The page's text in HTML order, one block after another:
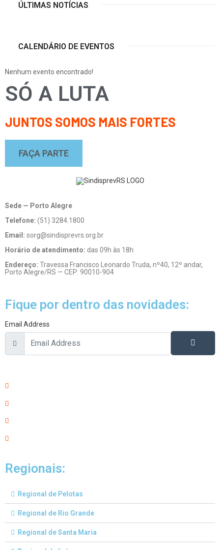
ÚLTIMAS NOTÍCIAS
CALENDÁRIO DE EVENTOS
Nenhum evento encontrado!
SÓ A LUTA
JUNTOS SOMOS MAIS FORTES
FAÇA PARTE
Sede — Porto Alegre
Telefone: (51) 3284.1800
Email: sorg@sindisprevrs.org.br
Horário de atendimento: das 09h às 18h
Endereço: Travessa Francisco Leonardo Truda, nº40, 12º andar,
Porto Alegre/RS — CEP: 90010-904
Fique por dentro das novidades:
Email Address
Regionais:
Regional de Pelotas
Regional de Rio Grande
Regional de Santa Maria